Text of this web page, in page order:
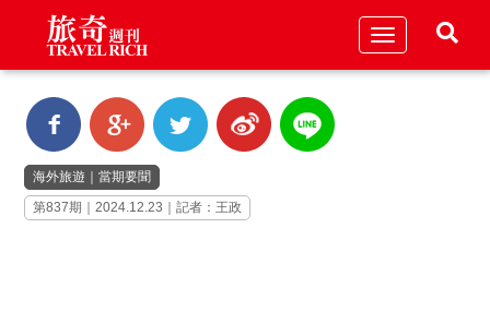
Toggle
海外旅遊 ｜當期要聞
第837期｜2024.12.23｜記者：王政